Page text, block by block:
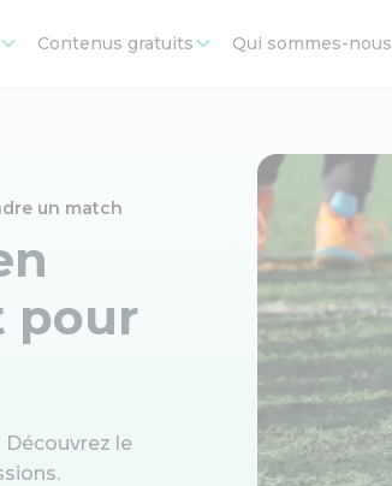
Contenus gratuits Qui sommes-nous
un match
pour
le